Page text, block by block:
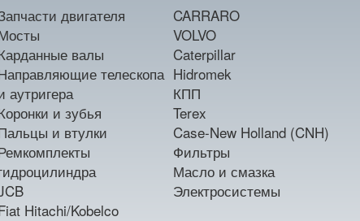
двигателя
валы
телескопа
аутригера
и зубья
и втулки
Hitachi/Kobelco
CARRARO
VOLVO
Caterpillar
Hidromek
КПП
Terex
Case-New Holland (CNH)
Фильтры
Масло и смазка
Электросистемы